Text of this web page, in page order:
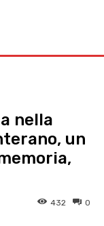
nella
un
0
432